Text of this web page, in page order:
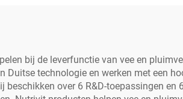
bij de leverfunctie van vee en
technologie en werken met een
over 6 R&D-toepassingen